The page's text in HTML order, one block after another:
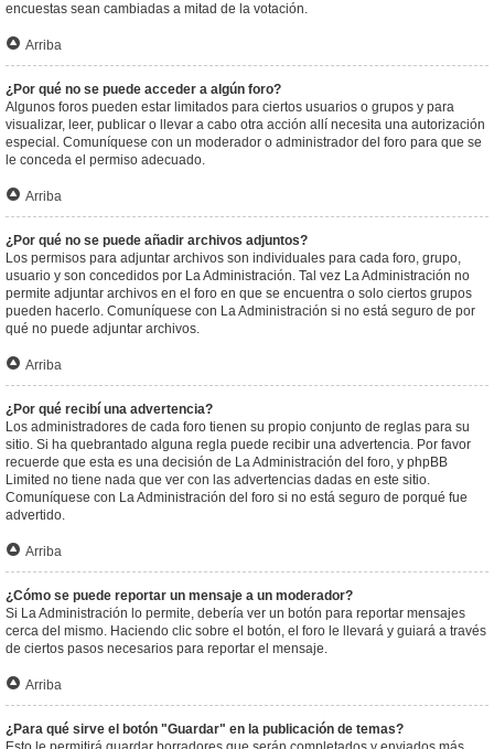
encuestas sean cambiadas a mitad de la votación.
Arriba
¿Por qué no se puede acceder a algún foro?
Algunos foros pueden estar limitados para ciertos usuarios o grupos y para
visualizar, leer, publicar o llevar a cabo otra acción allí necesita una autorización
especial. Comuníquese con un moderador o administrador del foro para que se
le conceda el permiso adecuado.
Arriba
¿Por qué no se puede añadir archivos adjuntos?
Los permisos para adjuntar archivos son individuales para cada foro, grupo,
usuario y son concedidos por La Administración. Tal vez La Administración no
permite adjuntar archivos en el foro en que se encuentra o solo ciertos grupos
pueden hacerlo. Comuníquese con La Administración si no está seguro de por
qué no puede adjuntar archivos.
Arriba
¿Por qué recibí una advertencia?
Los administradores de cada foro tienen su propio conjunto de reglas para su
sitio. Si ha quebrantado alguna regla puede recibir una advertencia. Por favor
recuerde que esta es una decisión de La Administración del foro, y phpBB
Limited no tiene nada que ver con las advertencias dadas en este sitio.
Comuníquese con La Administración del foro si no está seguro de porqué fue
advertido.
Arriba
¿Cómo se puede reportar un mensaje a un moderador?
Si La Administración lo permite, debería ver un botón para reportar mensajes
cerca del mismo. Haciendo clic sobre el botón, el foro le llevará y guiará a través
de ciertos pasos necesarios para reportar el mensaje.
Arriba
¿Para qué sirve el botón "Guardar" en la publicación de temas?